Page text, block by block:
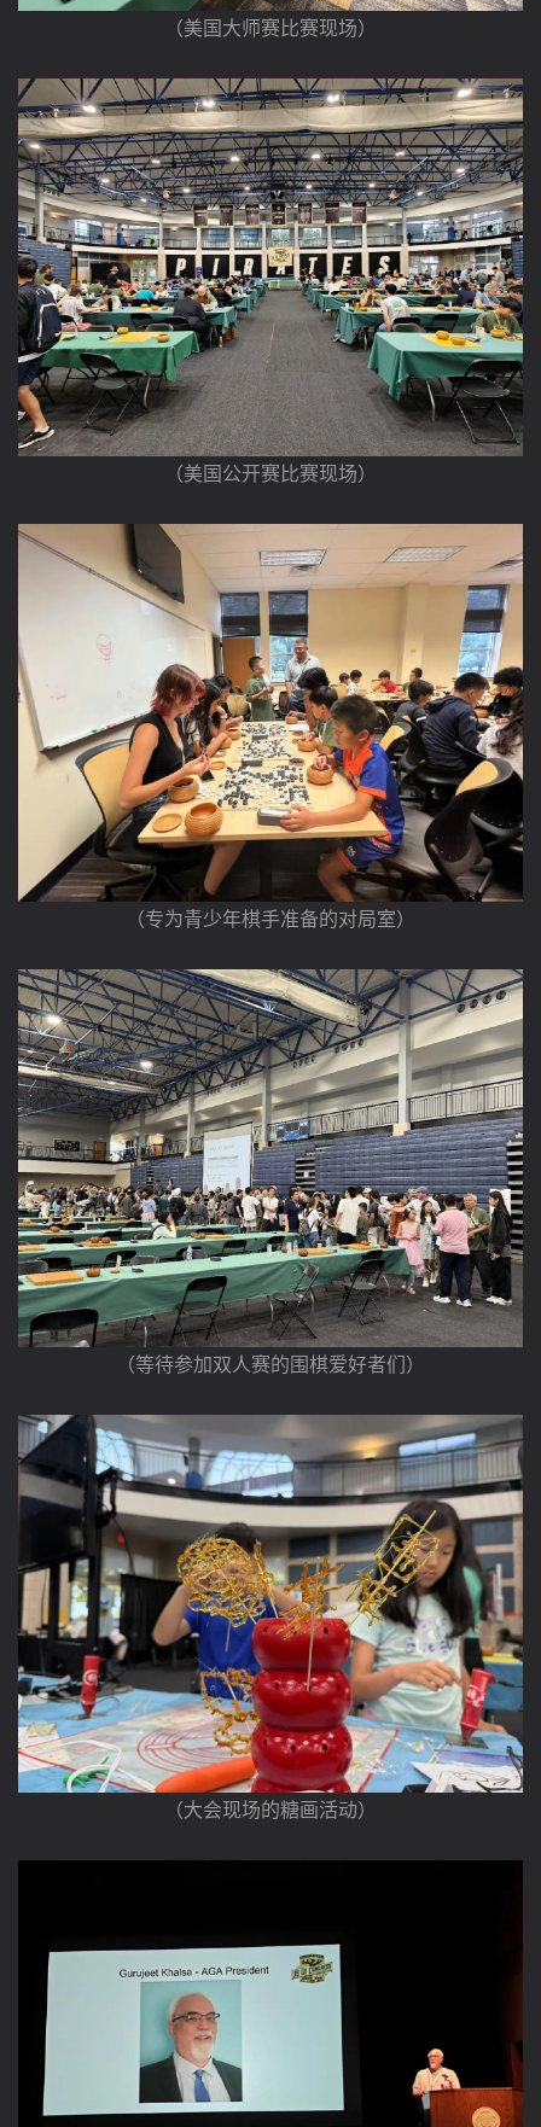
（美国大师赛比赛现场）
（美国公开赛比赛现场）
（专为青少年棋手准备的对局室）
（等待参加双人赛的围棋爱好者们）
（大会现场的糖画活动）